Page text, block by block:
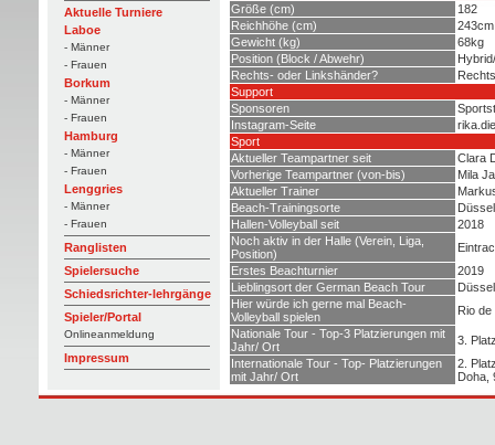
Aktuelle Turniere
Laboe
- Männer
- Frauen
Borkum
- Männer
- Frauen
Hamburg
- Männer
- Frauen
Lenggries
- Männer
- Frauen
Ranglisten
Spielersuche
Schiedsrichter-lehrgänge
Spieler/Portal
Onlineanmeldung
Impressum
Größe (cm)
182
Reichhöhe (cm)
243cm
Gewicht (kg)
68kg
Position (Block / Abwehr)
Rechts- oder Linkshänder?
Rechts
Support
Sponsoren
Instagram-Seite
Sport
Aktueller Teampartner seit
Clara
Vorherige Teampartner (von-bis)
Mila
Aktueller Trainer
Beach-Trainingsorte
Hallen-Volleyball seit
2018
Noch aktiv in der Halle (Verein, Liga,
Position)
Erstes Beachturnier
2019
Lieblingsort der German Beach Tour
Hier würde ich gerne mal Beach-
Volleyball spielen
Rio de
Nationale Tour - Top-3 Platzierungen mit
Jahr/ Ort
3.
Internationale Tour - Top- Platzierungen
mit Jahr/ Ort
2.
Doha,